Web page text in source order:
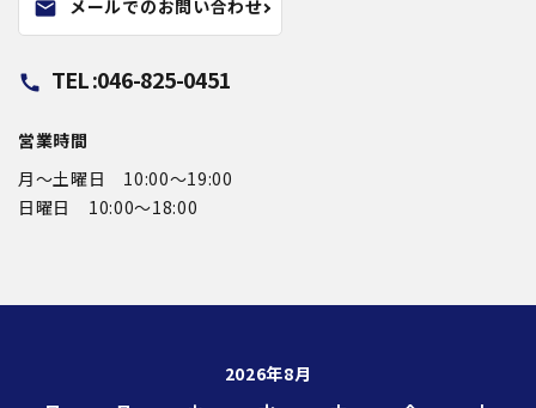
mail メールでのお問い合わせ
call TEL :046-825-0451
営業時間
月〜土曜日 10:00～19:00
日曜日 10:00〜18:00
2026年8月